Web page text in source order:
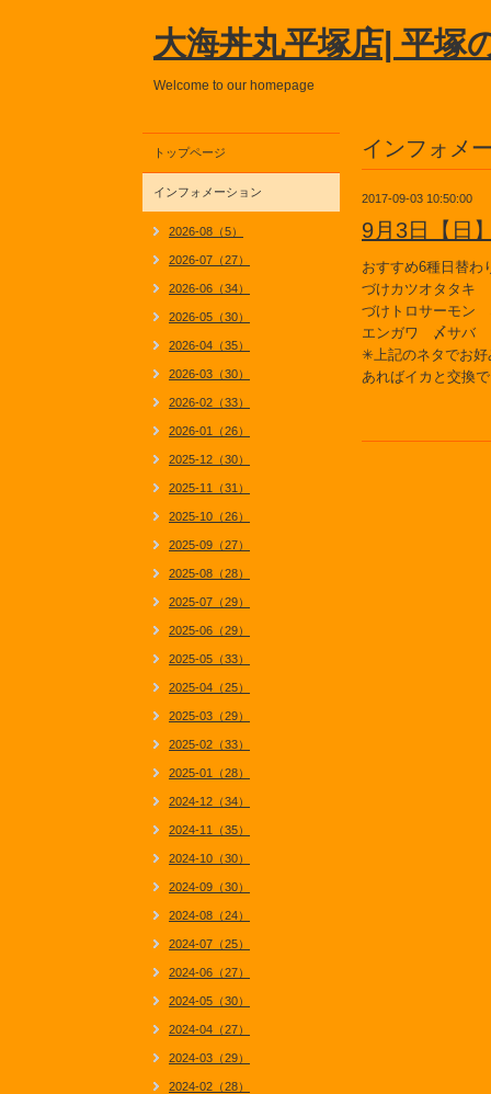
大海丼丸平塚店| 平塚
Welcome to our homepage
インフォメ
2017-09-03 10:50:00
9月3日【日
おすすめ6種日替わ
づけカツオタタキ
づけトロサーモン
エンガワ 〆サバ
✳上記のネタでお好
あればイカと交換
トップページ
インフォメーション
2026-08（5）
2026-07（27）
2026-06（34）
2026-05（30）
2026-04（35）
2026-03（30）
2026-02（33）
2026-01（26）
2025-12（30）
2025-11（31）
2025-10（26）
2025-09（27）
2025-08（28）
2025-07（29）
2025-06（29）
2025-05（33）
2025-04（25）
2025-03（29）
2025-02（33）
2025-01（28）
2024-12（34）
2024-11（35）
2024-10（30）
2024-09（30）
2024-08（24）
2024-07（25）
2024-06（27）
2024-05（30）
2024-04（27）
2024-03（29）
2024-02（28）